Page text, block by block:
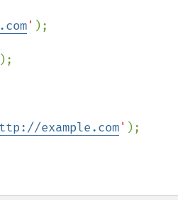
' );
);
example.com' );